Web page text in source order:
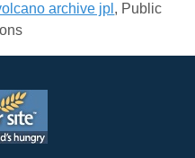
archive jpl , Public